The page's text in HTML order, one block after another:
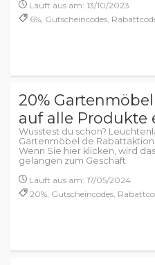
Läuft aus am: 13/10/2023
6%, Gutscheincodes,
20%
auf alle Produkte
Wusstest du schon?
Gartenmöbel de
Wenn Sie hier klicken, wird
gelangen zum Geschäft.
Läuft aus am: 17/05/2024
20%, Gutscheincodes,